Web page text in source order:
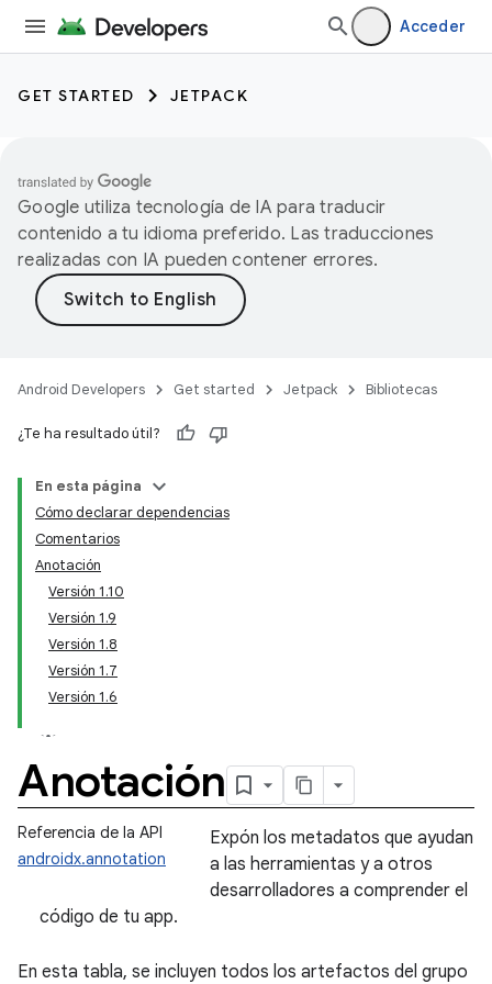
Acceder
GET STARTED JETPACK
Google utiliza tecnología de IA para traducir
contenido a tu idioma preferido. Las traducciones
realizadas con IA pueden contener errores.
Android Developers Get started Jetpack Bibliotecas
¿Te ha resultado útil?
En esta página
Cómo declarar dependencias
Comentarios
Anotación
Versión 1.10
Versión 1.9
Versión 1.8
Versión 1.7
Versión 1.6
Anotación
Referencia de la API
androidx.annotation
Expón los metadatos que ayudan
a las herramientas y a otros
desarrolladores a comprender el
código de tu app.
En esta tabla, se incluyen todos los artefactos del grupo